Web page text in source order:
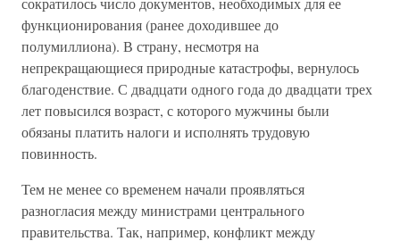
функционирования (ранее доходившее до
полумиллиона). В страну, несмотря на
непрекращающиеся природные катастрофы, вернулось
благоденствие. С двадцати одного года до двадцати трех
лет повысился возраст, с которого мужчины были
обязаны платить налоги и исполнять трудовую
повинность.
Тем не менее со временем начали проявляться
разногласия между министрами центрального
правительства. Так, например, конфликт между